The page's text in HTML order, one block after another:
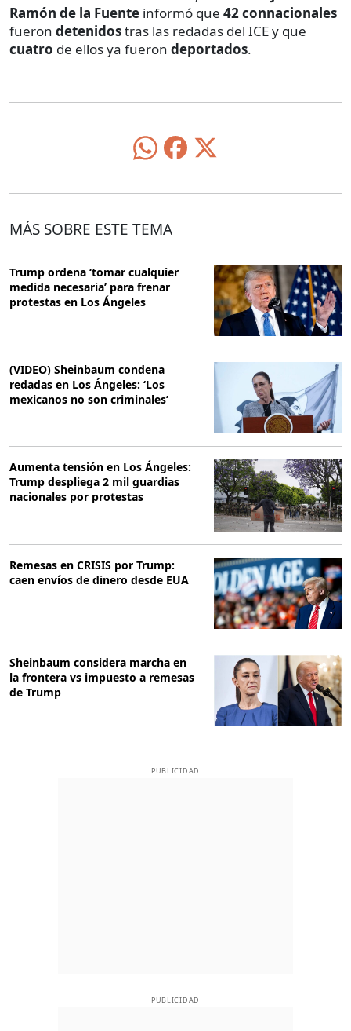
Ramón de la Fuente informó que 42 connacionales
fueron detenidostras las redadas del ICE y que
cuatro de ellos ya fueron deportados.
MÁS SOBRE ESTE TEMA
Trump ordena ‘tomar cualquier
medida necesaria’ para frenar
protestas en Los Ángeles
(VIDEO) Sheinbaum condena
redadas en Los Ángeles: ‘Los
mexicanos no son criminales’
Aumenta tensión en Los Ángeles:
Trump despliega 2 mil guardias
nacionales por protestas
Remesas en CRISIS por Trump:
caen envíos de dinero desde EUA
Sheinbaum considera marcha en
la frontera vs impuesto a remesas
de Trump
PUBLICIDAD
PUBLICIDAD